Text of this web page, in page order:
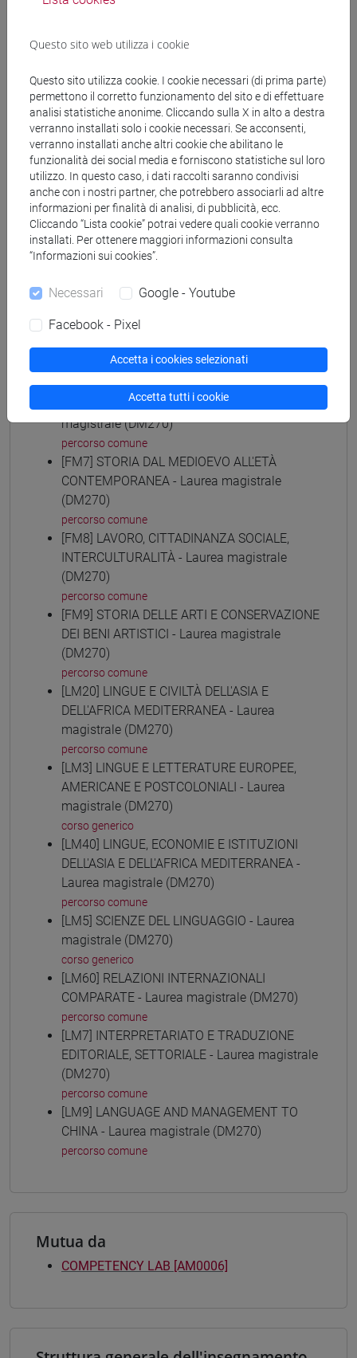
percorso comune
ETNOLOGIA, ETNOLINGUISTICA - Laurea
magistrale (DM270)
percorso comune
[FM11] DIGITAL AND PUBLIC HUMANITIES -
Laurea magistrale (DM270)
percorso comune
[FM2] SCIENZE DELL'ANTICHITÀ:
LETTERATURE, STORIA E ARCHEOLOGIA -
Laurea magistrale (DM270)
percorso comune
BIBLIOTECONOMICHE - Laurea magistrale
percorso comune
[FM4] FILOLOGIA E LETTERATURA ITALIANA -
Laurea magistrale (DM270)
percorso comune
[FM61] SCIENZE FILOSOFICHE - Laurea
magistrale (DM270)
percorso comune
[FM7] STORIA DAL MEDIOEVO ALL'ETÀ
CONTEMPORANEA - Laurea magistrale
(DM270)
percorso comune
[FM8] LAVORO, CITTADINANZA SOCIALE,
INTERCULTURALITÀ - Laurea magistrale
(DM270)
percorso comune
[FM9] STORIA DELLE ARTI E CONSERVAZIONE
DEI BENI ARTISTICI - Laurea magistrale
(DM270)
percorso comune
[LM20] LINGUE E CIVILTÀ DELL'ASIA E
DELL'AFRICA MEDITERRANEA - Laurea
magistrale (DM270)
percorso comune
[LM3] LINGUE E LETTERATURE EUROPEE,
AMERICANE E POSTCOLONIALI - Laurea
magistrale (DM270)
corso generico
[LM40] LINGUE, ECONOMIE E ISTITUZIONI
DELL'ASIA E DELL'AFRICA MEDITERRANEA -
Laurea magistrale (DM270)
percorso comune
[LM5] SCIENZE DEL LINGUAGGIO - Laurea
magistrale (DM270)
corso generico
[LM60] RELAZIONI INTERNAZIONALI
COMPARATE - Laurea magistrale (DM270)
percorso comune
[LM7] INTERPRETARIATO E TRADUZIONE
EDITORIALE, SETTORIALE - Laurea magistrale
(DM270)
percorso comune
[LM9] LANGUAGE AND MANAGEMENT TO
CHINA - Laurea magistrale (DM270)
percorso comune
Mutua da
COMPETENCY LAB [AM0006]
Questo sito web utilizza i cookie
Questo sito utilizza cookie. I cookie necessari (di prima parte)
permettono il corretto funzionamento del sito e di effettuare
analisi statistiche anonime. Cliccando sulla X in alto a destra
verranno installati solo i cookie necessari. Se acconsenti,
verranno installati anche altri cookie che abilitano le
funzionalità dei social media e forniscono statistiche sul loro
utilizzo. In questo caso, i dati raccolti saranno condivisi
anche con i nostri partner, che potrebbero associarli ad altre
informazioni per finalità di analisi, di pubblicità, ecc.
Cliccando “Lista cookie” potrai vedere quali cookie verranno
installati. Per ottenere maggiori informazioni consulta
“Informazioni sui cookies”.
Necessari Google - Youtube
Facebook - Pixel
Accetta i cookies selezionati
Accetta tutti i cookie